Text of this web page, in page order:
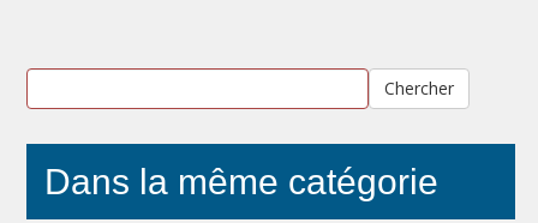
Chercher
Dans la même catégorie